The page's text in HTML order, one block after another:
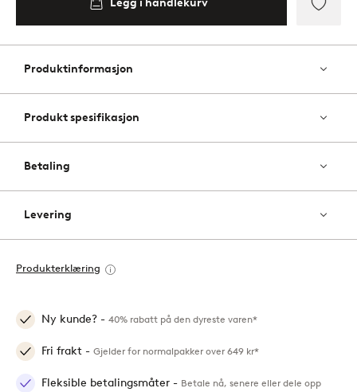
Legg i handlekurv
til
Produktinformasjon
Produkt spesifikasjon
Betaling
Levering
Produkterklæring
Ny kunde? - 40% rabatt på den dyreste varen*
Fri frakt - Gjelder for normalpakker over 649 kr*
Fleksible betalingsmåter - Betale nå, senere eller dele opp